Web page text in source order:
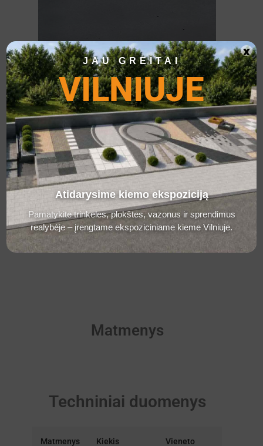
Švelni pilka
Mėnulio pilka
Matmenys
Techniniai duomenys
Matmenys
Kiekis
Vieneto
JAU GREITAI
VILNIUJE
Atidarysime kiemo ekspoziciją
Pamatykite trinkeles, plokštes, vazonus ir sprendimus
realybėje – įrengtame ekspoziciniame kieme Vilniuje.
x